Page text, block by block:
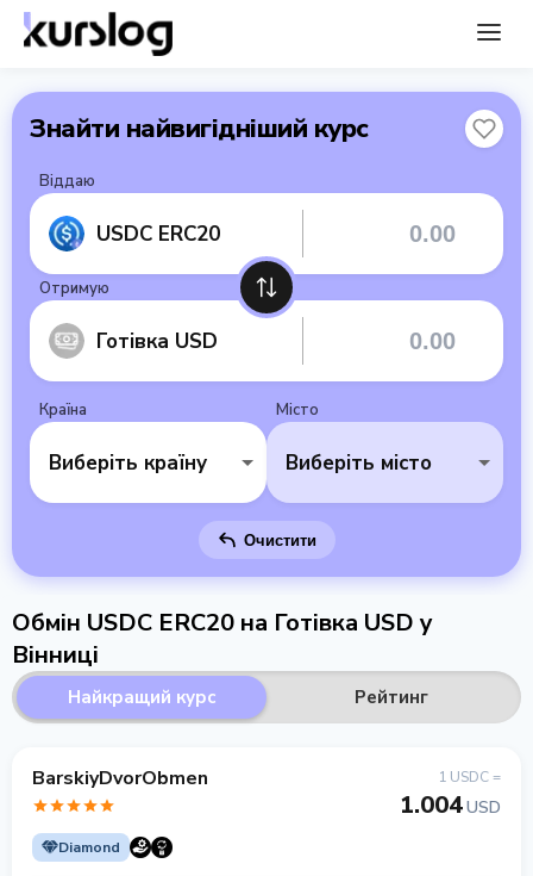
Знайти найвигідніший курс
Віддаю
USDC ERC20
Отримую
Готівка USD
Країна
Виберіть країну
Місто
Виберіть місто
Очистити
Обмін USDC ERC20 на Готівка USD у
Вінниці
Найкращий курс Рейтинг
BarskiyDvorObmen
Diamond
1 USDC =
1.004USD